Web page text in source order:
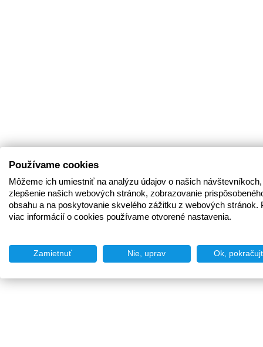
Používame cookies
Môžeme ich umiestniť na analýzu údajov o našich
zlepšenie našich webových stránok, zobrazovanie
obsahu a na poskytovanie skvelého zážitku z webových stránok.
viac informácií o cookies používame otvorené nastavenia.
Zamietnuť Nie, uprav Ok,